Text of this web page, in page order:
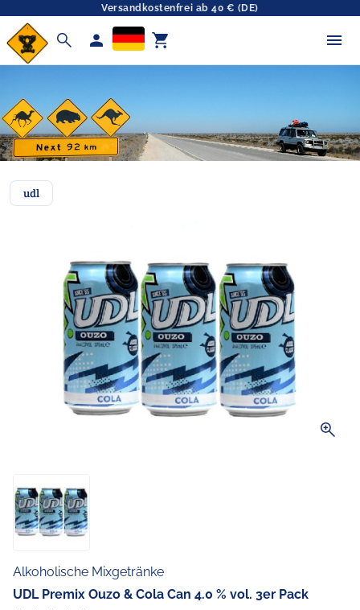
Versandkostenfrei ab 40 € (DE)
search person shopping_cart
udl
zoom_in
Alkoholische Mixgetränke
UDL Premix Ouzo & Cola Can 4.0 % vol. 3er Pack